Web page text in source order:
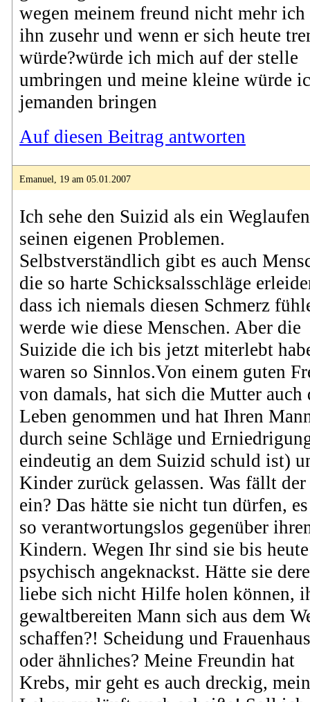
wegen meinem freund nicht mehr
ihn zusehr und wenn er sich heute
würde?würde ich mich auf der stelle
umbringen und meine kleine würde
jemanden bringen
Auf diesen Beitrag antworten
Emanuel, 19 am 05.01.2007
Ich sehe den Suizid als ein
seinen eigenen Problemen.
Selbstverständlich gibt es auch
die so harte Schicksalsschläge
dass ich niemals diesen Schmerz
werde wie diese Menschen. Aber die
Suizide die ich bis jetzt miterlebt
waren so Sinnlos.Von einem guten
von damals, hat sich die Mutter auch
Leben genommen und hat Ihren
durch seine Schläge und
eindeutig an dem Suizid schuld ist)
Kinder zurück gelassen. Was fällt der
ein? Das hätte sie nicht tun dürfen,
so verantwortungslos gegenüber
Kindern. Wegen Ihr sind sie bis heute
psychisch angeknackst. Hätte sie
liebe sich nicht Hilfe holen können,
gewaltbereiten Mann sich aus dem
schaffen?! Scheidung und
oder ähnliches? Meine Freundin hat
Krebs, mir geht es auch dreckig, mein